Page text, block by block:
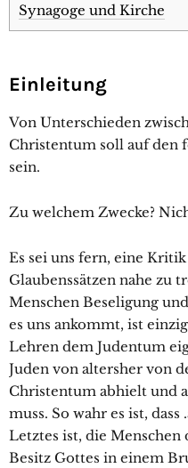
Synagoge und Kirche
Einleitung
Von Unterschieden
Christentum soll auf den
sein.
Zu welchem Zwecke?
Es sei uns fern, eine
Glaubenssätzen nahe zu
Menschen Beseligung
es uns ankommt, ist
Lehren dem Judentum
Juden von altersher von
Christentum abhielt und
muss. So wahr es ist,
Letztes ist, die
Besitz Gottes in einem